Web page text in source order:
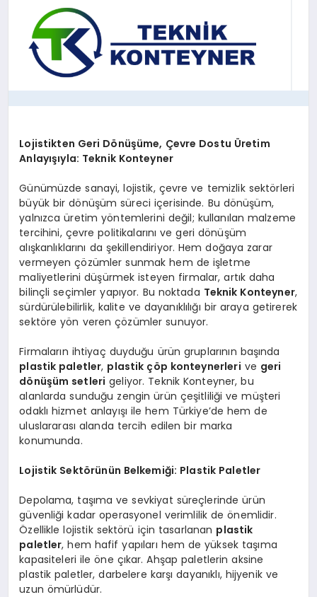
Lojistikten Geri Dönüşüme, Çevre Dostu Üretim
Anlayışıyla: Teknik Konteyner
Günümüzde sanayi, lojistik, çevre ve temizlik sektörleri
büyük bir dönüşüm süreci içerisinde. Bu dönüşüm,
yalnızca üretim yöntemlerini değil; kullanılan malzeme
tercihini, çevre politikalarını ve geri dönüşüm
alışkanlıklarını da şekillendiriyor. Hem doğaya zarar
vermeyen çözümler sunmak hem de işletme
maliyetlerini düşürmek isteyen firmalar, artık daha
bilinçli seçimler yapıyor. Bu noktada Teknik Konteyner,
sürdürülebilirlik, kalite ve dayanıklılığı bir araya getirerek
sektöre yön veren çözümler sunuyor.
Firmaların ihtiyaç duyduğu ürün gruplarının başında
plastik paletler, plastik çöp konteynerleri ve geri
dönüşüm setleri geliyor. Teknik Konteyner, bu
alanlarda sunduğu zengin ürün çeşitliliği ve müşteri
odaklı hizmet anlayışı ile hem Türkiye’de hem de
uluslararası alanda tercih edilen bir marka
konumunda.
Lojistik Sektörünün Belkemiği: Plastik Paletler
Depolama, taşıma ve sevkiyat süreçlerinde ürün
güvenliği kadar operasyonel verimlilik de önemlidir.
Özellikle lojistik sektörü için tasarlanan plastik
paletler, hem hafif yapıları hem de yüksek taşıma
kapasiteleri ile öne çıkar. Ahşap paletlerin aksine
plastik paletler, darbelere karşı dayanıklı, hijyenik ve
uzun ömürlüdür.